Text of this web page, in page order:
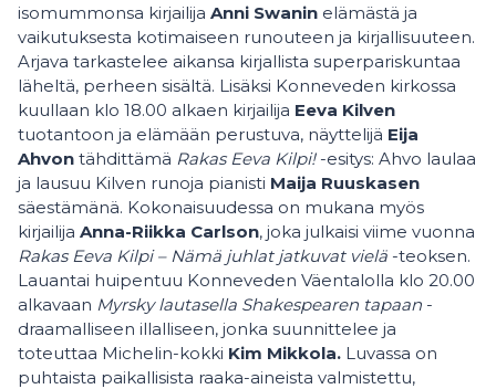
isomummonsa kirjailija Anni Swanin elämästä ja
vaikutuksesta kotimaiseen runouteen ja kirjallisuuteen.
Arjava tarkastelee aikansa kirjallista superpariskuntaa
läheltä, perheen sisältä. Lisäksi Konneveden kirkossa
kuullaan klo 18.00 alkaen kirjailija Eeva Kilven
tuotantoon ja elämään perustuva, näyttelijä Eija
Ahvon tähdittämä Rakas Eeva Kilpi!-esitys: Ahvo laulaa
ja lausuu Kilven runoja pianisti Maija Ruuskasen
säestämänä. Kokonaisuudessa on mukana myös
kirjailija Anna-Riikka Carlson, joka julkaisi viime vuonna
Rakas Eeva Kilpi – Nämä juhlat jatkuvat vielä -teoksen.
Lauantai huipentuu Konneveden Väentalolla klo 20.00
alkavaan Myrsky lautasella Shakespearen tapaan -
draamalliseen illalliseen, jonka suunnittelee ja
toteuttaa Michelin-kokki Kim Mikkola. Luvassa on
puhtaista paikallisista raaka-aineista valmistettu,